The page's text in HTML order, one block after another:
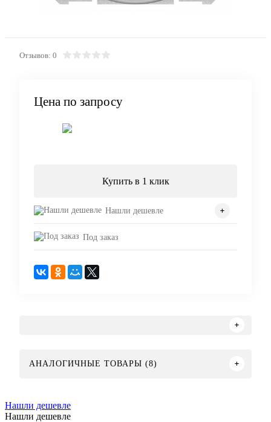
Отзывов: 0
Цена по запросу
Купить в 1 клик
Нашли дешевле
Под заказ
АНАЛОГИЧНЫЕ ТОВАРЫ (8)
Нашли дешевле
Нашли дешевле